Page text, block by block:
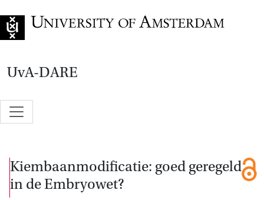
UvA-DARE
Kiembaanmodificatie: goed geregeld
in de Embryowet?